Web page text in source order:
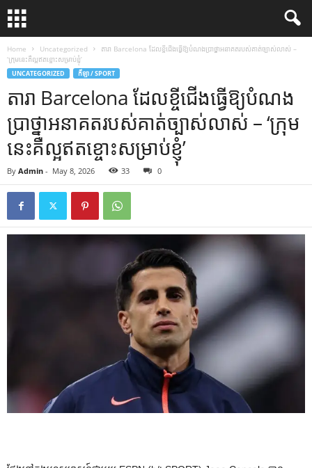
Home Uncategorized
តារា Barcelona ដែលខ្ចីជើងធ្វើឱ្យបំណងប្រាថ្នាអនាគតរបស់គាត់ច្បាស់លាស់ –
‘ក្រុមនេះគឺល្អឥតខ្ចោះសម្រាប់ខ្ញុំ’
UNCATEGORIZED កីឡា / SPORT
តារា Barcelona ដែលខ្ចីជើងធ្វើឱ្យបំណង
ប្រាថ្នាអនាគតរបស់គាត់ច្បាស់លាស់ – ‘ក្រុម
នេះគឺល្អឥតខ្ចោះសម្រាប់ខ្ញុំ’
By Admin - May 8, 2026 33 0